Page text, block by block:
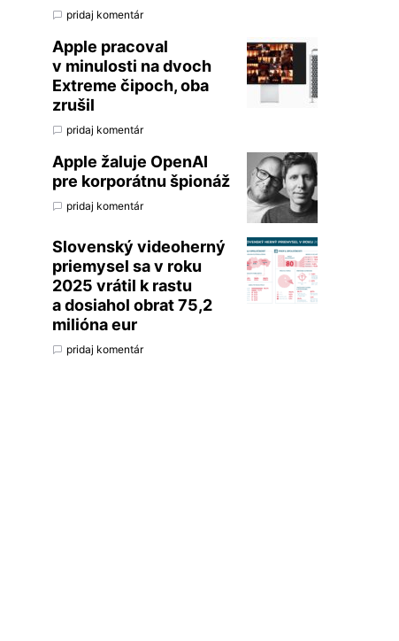
pridaj komentár
Apple pracoval
v minulosti na dvoch
Extreme čipoch, oba
zrušil
pridaj komentár
Apple žaluje OpenAI
pre korporátnu špionáž
pridaj komentár
Slovenský videoherný
priemysel sa v roku
2025 vrátil k rastu
a dosiahol obrat 75,2
milióna eur
pridaj komentár